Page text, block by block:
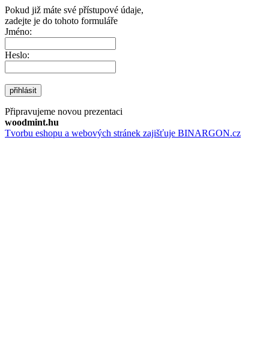
Pokud již máte své přístupové údaje,
zadejte je do tohoto formuláře
Jméno:
Heslo:
přihlásit
Připravujeme novou prezentaci
woodmint.hu
Tvorbu eshopu a webových stránek zajišťuje BINARGON.cz